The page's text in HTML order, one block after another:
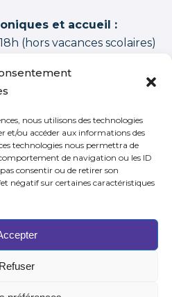
nous utilisons des technologies
et/ou accéder aux informations des
technologies nous permettra de
de navigation ou les ID
consentir ou de retirer son
négatif sur certaines caractéristiques
Refuser
et accueil :
(hors vacances scolaires)
2015–2026 (cycles + stages
initiation) .
newsletter